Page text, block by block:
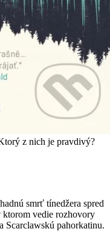
z nich je pravdivý?
smrť tínedžera spred
ktorom vedie rozhovory
Scarclawskú pahorkatinu.